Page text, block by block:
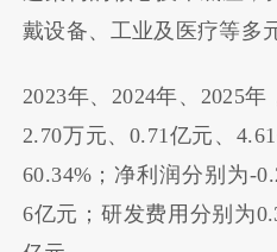
戴设备、工业及医疗等多
2023年、2024年、2025
2.70万元、0.71亿元、
60.34%；净利润分别为-
6亿元；研发费用分别为